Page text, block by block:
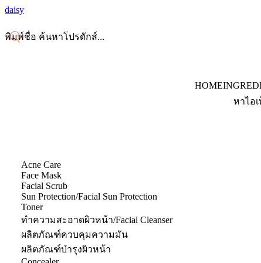
daisy
HOME
หาไอ
Acne Care
Face Mask
Facial Scrub
Sun Protection/Facial Sun Protection
Toner
ทำความสะอาดผิวหน้า/Facial Cleanser
ผลิตภัณฑ์ควบคุมความมัน
ผลิตภัณฑ์บำรุงผิวหน้า